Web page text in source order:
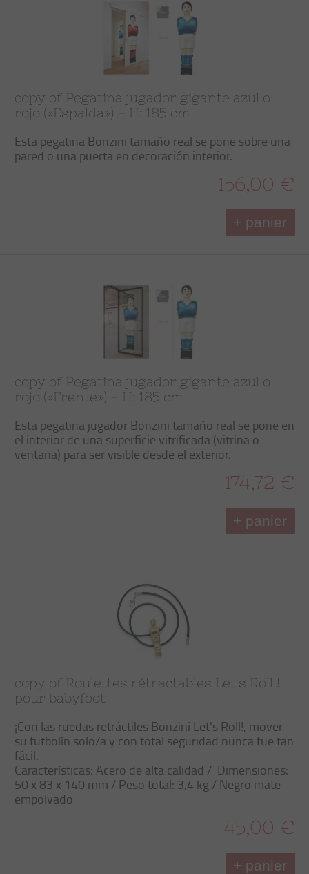
copy of Pegatina jugador gigante azul o
rojo («Espalda») – H: 185 cm
Esta pegatina Bonzini tamaño real se pone sobre una
pared o una puerta en decoración interior.
156,00 €
+ panier
copy of Pegatina jugador gigante azul o
rojo («Frente») – H: 185 cm
Esta pegatina jugador Bonzini tamaño real se pone en
el interior de una superficie vitrificada (vitrina o
ventana) para ser visible desde el exterior.
174,72 €
+ panier
copy of Roulettes rétractables Let's Roll !
pour babyfoot
¡Con las ruedas retráctiles Bonzini Let's Roll!, mover
su futbolín solo/a y con total seguridad nunca fue tan
fácil.
Características: Acero de alta calidad / Dimensiones:
50 x 83 x 140 mm / Peso total: 3,4 kg / Negro mate
empolvado
45,00 €
+ panier